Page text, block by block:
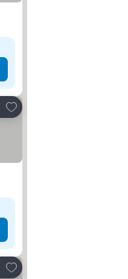
Hozzáadás a kedvencekhez
Hozzáadás a kedvencekhez